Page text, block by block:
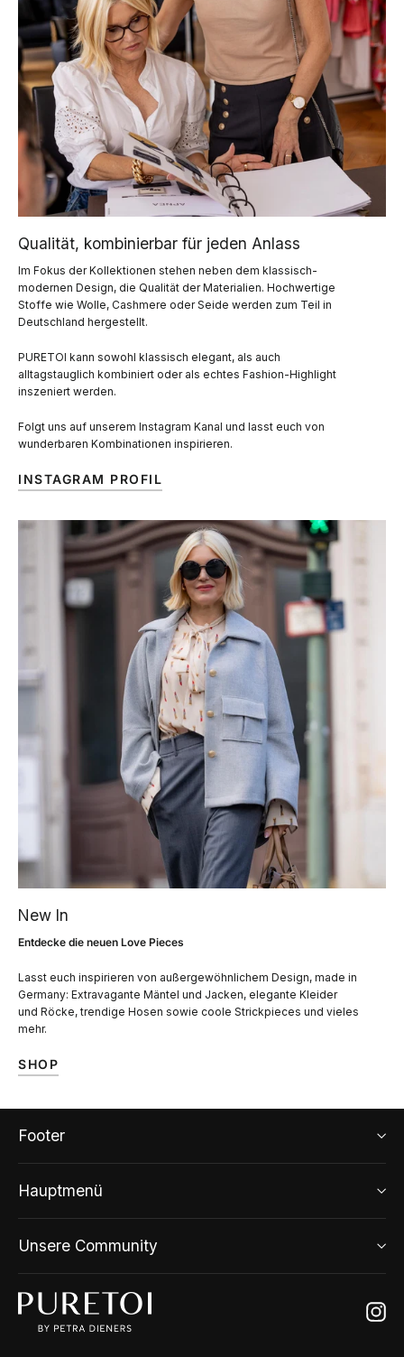
Qualität, kombinierbar für jeden Anlass
Im Fokus der Kollektionen stehen neben dem klassisch-
modernen Design, die Qualität der Materialien. Hochwertige
Stoffe wie Wolle, Cashmere oder Seide werden zum Teil in
Deutschland hergestellt.
PURETOI kann sowohl klassisch elegant, als auch
alltagstauglich kombiniert oder als echtes Fashion-Highlight
inszeniert werden.
Folgt uns auf unserem Instagram Kanal und lasst euch von
wunderbaren Kombinationen inspirieren.
INSTAGRAM PROFIL
New In
Entdecke die neuen Love Pieces
Lasst euch inspirieren von außergewöhnlichem Design, made in
Germany: Extravagante Mäntel und Jacken, elegante Kleider
und Röcke, trendige Hosen sowie coole Strickpieces und vieles
mehr.
SHOP
Footer
Hauptmenü
Unsere Community